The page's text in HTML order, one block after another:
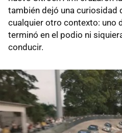
también dejó una curiosidad
cualquier otro contexto: uno
terminó en el podio ni
conducir.